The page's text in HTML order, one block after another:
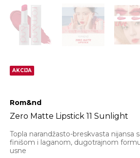
AKCIJA
Rom&nd
Zero Matte Lipstick 11 Sunlight
Topla narandžasto-breskvasta nijansa
finišom i laganom, dugotrajnom
usne